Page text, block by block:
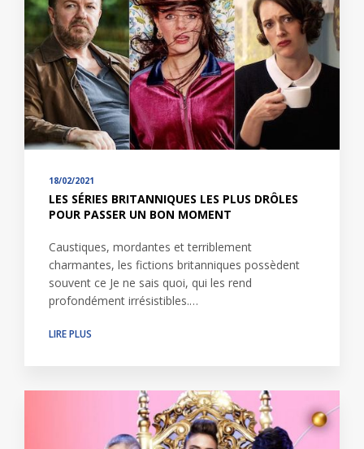
18/02/2021
LES SÉRIES BRITANNIQUES LES PLUS DRÔLES
POUR PASSER UN BON MOMENT
Caustiques, mordantes et terriblement
charmantes, les fictions britanniques possèdent
souvent ce Je ne sais quoi, qui les rend
profondément irrésistibles.…
LIRE PLUS